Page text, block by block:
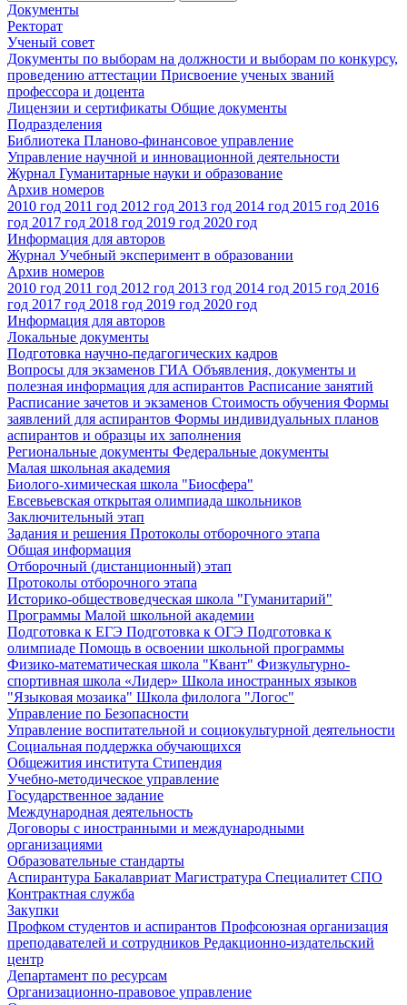
Документы
Ректорат
Ученый совет
Документы по выборам на должности и выборам по конкурсу,
проведению аттестации Присвоение ученых званий
профессора и доцента
Лицензии и сертификаты Общие документы
Подразделения
Библиотека Планово-финансовое управление
Управление научной и инновационной деятельности
Журнал Гуманитарные науки и образование
Архив номеров
2010 год 2011 год 2012 год 2013 год 2014 год 2015 год 2016
год 2017 год 2018 год 2019 год 2020 год
Информация для авторов
Журнал Учебный эксперимент в образовании
Архив номеров
2010 год 2011 год 2012 год 2013 год 2014 год 2015 год 2016
год 2017 год 2018 год 2019 год 2020 год
Информация для авторов
Локальные документы
Подготовка научно-педагогических кадров
Вопросы для экзаменов ГИА Объявления, документы и
полезная информация для аспирантов Расписание занятий
Расписание зачетов и экзаменов Стоимость обучения Формы
заявлений для аспирантов Формы индивидуальных планов
аспирантов и образцы их заполнения
Региональные документы Федеральные документы
Малая школьная академия
Биолого-химическая школа "Биосфера"
Евсевьевская открытая олимпиада школьников
Заключительный этап
Задания и решения Протоколы отборочного этапа
Общая информация
Отборочный (дистанционный) этап
Протоколы отборочного этапа
Историко-обществоведческая школа "Гуманитарий"
Программы Малой школьной академии
Подготовка к ЕГЭ Подготовка к ОГЭ Подготовка к
олимпиаде Помощь в освоении школьной программы
Физико-математическая школа "Квант" Физкультурно-
спортивная школа «Лидер» Школа иностранных языков
"Языковая мозаика" Школа филолога "Логос"
Управление по Безопасности
Управление воспитательной и социокультурной деятельности
Социальная поддержка обучающихся
Общежития института Стипендия
Учебно-методическое управление
Государственное задание
Международная деятельность
Договоры с иностранными и международными
организациями
Образовательные стандарты
Аспирантура Бакалавриат Магистратура Специалитет СПО
Контрактная служба
Закупки
Профком студентов и аспирантов Профсоюзная организация
преподавателей и сотрудников Редакционно-издательский
центр
Департамент по ресурсам
Организационно-правовое управление